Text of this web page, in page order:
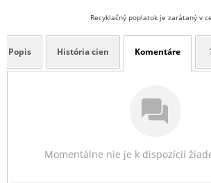
Recyklačný poplatok je zarátaný v
Popis História cien Komentáre
Momentálne nie je k dispozícií